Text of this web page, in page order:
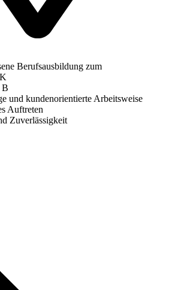
Berufsausbildung zum
B
und kundenorientierte Arbeitsweise
Auftreten
Zuverlässigkeit